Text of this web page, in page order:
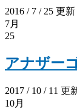
2016 / 7 / 25 更新
7月
25
アナザー
2017 / 10 / 11 更
10月